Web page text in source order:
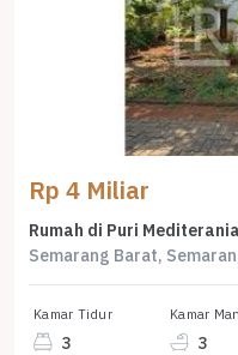
Rp 4 Miliar
Rumah di Puri
Semarang Barat,
Kamar Tidur
3
Kamar
3